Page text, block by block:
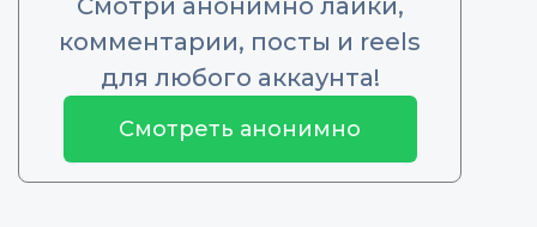
Смотри анонимно лайки,
комментарии, посты и reels
для любого аккаунта!
Смотреть анонимно